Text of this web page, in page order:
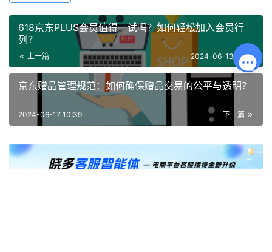
618京东PLUS会员值得一试吗？如何轻松加入会员行
列？
上一篇 2024-06-13 16:27
京东赠品管理规范：如何确保赠品交易的公平与透明？
下一篇
2024-06-17 10:39